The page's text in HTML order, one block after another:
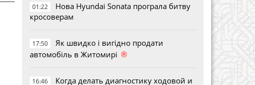
01:22
Нова Hyundai Sonata програла битву
кросоверам
17:50
Як швидко і вигідно продати
автомобіль в Житомирі ®
16:46
Когда делать диагностику ходовой и